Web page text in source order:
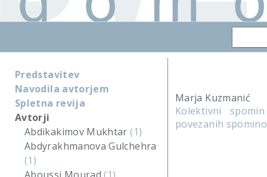
Predstavitev
Navodila avtorjem
Spletna revija
Avtorji
Abdikakimov Mukhtar(1)
Abdyrakhmanova Gulchehra
(1)
Marja Kuzmanić
Kolektivni
povezanih